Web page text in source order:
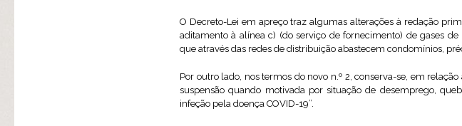
O Decreto-Lei em apreço traz algumas alterações à redação
aditamento à alínea c) (do serviço de fornecimento) de gases
que através das redes de distribuição abastecem condomínios,
Por outro lado, nos termos do novo n.º 2, conserva-se, em
suspensão quando motivada por situação de desemprego,
infeção pela doença COVID-19”.